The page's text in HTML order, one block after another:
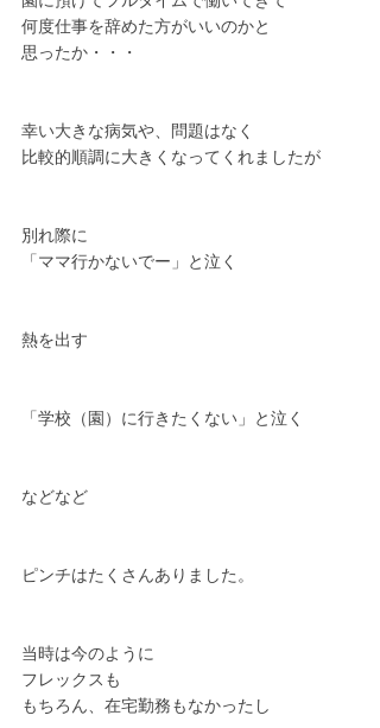
何度仕事を辞めた方がいいのかと
思ったか・・・
幸い大きな病気や、問題はなく
比較的順調に大きくなってくれましたが
別れ際に
「ママ行かないでー」と泣く
熱を出す
「学校（園）に行きたくない」と泣く
などなど
ピンチはたくさんありました。
当時は今のように
フレックスも
もちろん、在宅勤務もなかったし